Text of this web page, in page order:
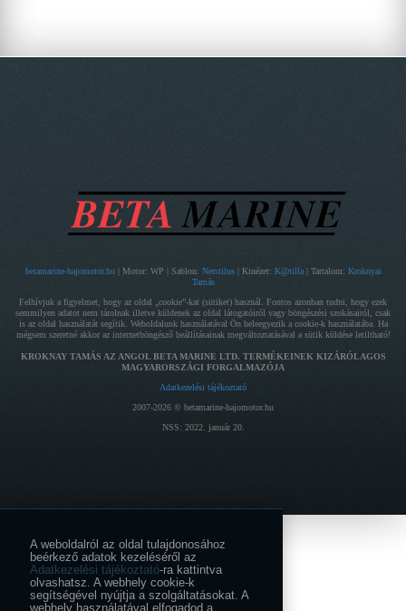
A weboldalról az oldal tulajdonosához
beérkező adatok kezeléséről az
Adatkezelési tájékoztató-ra kattintva
olvashatsz. A webhely cookie-k
segítségével nyújtja a szolgáltatásokat. A
webhely használatával elfogadod a
betamarine-hajomotor.hu | Motor: WP | Sablon: Netstilus | Kinézet: K@tilla | Tartalom: Kroknyai
Tamás
Felhívjuk a figyelmet, hogy az oldal „cookie”-kat (sütiket) használ. Fontos azonban tudni, hogy ezek
semmilyen adatot nem tárolnak illetve küldenek az oldal látogatóiról vagy böngészési szokásairól, csak
is az oldal használatát segítik. Weboldalunk használatával Ön beleegyezik a cookie-k használatába. Ha
mégsem szeretné akkor az internetböngésző beállításainak megváltoztatásával a sütik küldése letiltható!
KROKNAY TAMÁS AZ ANGOL BETA MARINE LTD. TERMÉKEINEK KIZÁRÓLAGOS
MAGYARORSZÁGI FORGALMAZÓJA
Adatkezelési tájékoztató
2007-2026 © betamarine-hajomotor.hu
NSS: 2022. január 20.